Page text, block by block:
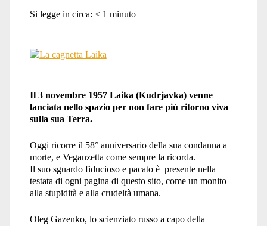
Si legge in circa: < 1 minuto
Il 3 novembre 1957 Laika (Kudrjavka) venne
lanciata nello spazio per non fare più ritorno viva
sulla sua Terra.
Oggi ricorre il 58° anniversario della sua condanna a
morte, e Veganzetta come sempre la ricorda.
Il suo sguardo fiducioso e pacato è presente nella
testata di ogni pagina di questo sito, come un monito
alla stupidità e alla crudeltà umana.
Oleg Gazenko, lo scienziato russo a capo della